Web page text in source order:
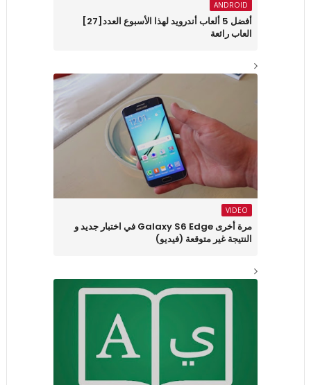
ANDROID
أفضل 5 ألعاب أندرويد لهذا الأسبوع العدد[27]
العاب رائعة
VIDEO
مرة أخرى Galaxy S6 Edge في اختبار جديد و
النتيجة غير متوقعة (فيديو)